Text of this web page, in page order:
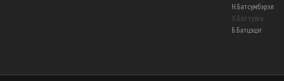
Н.Батсүмбэрэл
Х.Баттулга
Б.Батцэцэг